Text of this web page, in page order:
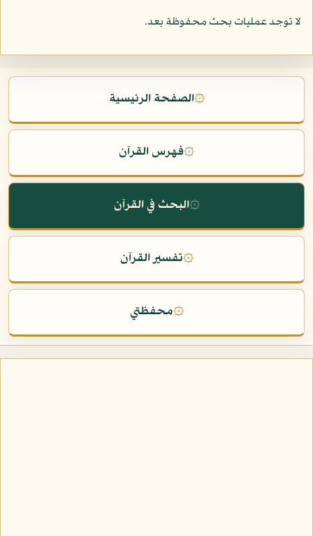
لا توجد عمليات بحث محفوظة بعد.
۞الصفحة الرئيسية
۞فهرس القرآن
۞البحث في القرآن
۞تفسير القرآن
۞محفظتي